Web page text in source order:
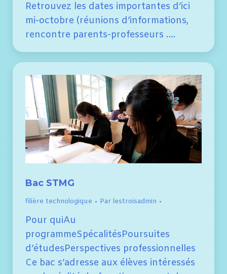
Retrouvez les dates importantes d’ici
mi-octobre (réunions d’informations,
rencontre parents-professeurs ….
Bac STMG
filière technologique Par lestroisadmin
Pour quiAu
programmeSpécalitésPoursuites
d’étudesPerspectives professionnelles
Ce bac s’adresse aux élèves intéressés